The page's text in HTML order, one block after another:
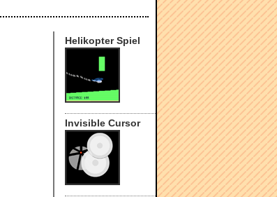
Helikopter Spiel
Invisible Cursor